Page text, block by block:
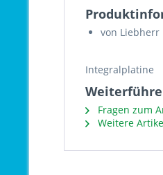
von Liebherr
Integralplatine
Fragen zum
Weitere